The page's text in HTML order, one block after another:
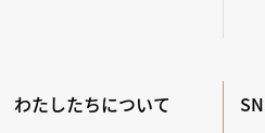
わたしたちについて